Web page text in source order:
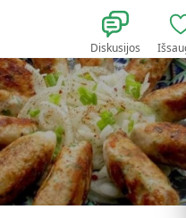
Diskusijos